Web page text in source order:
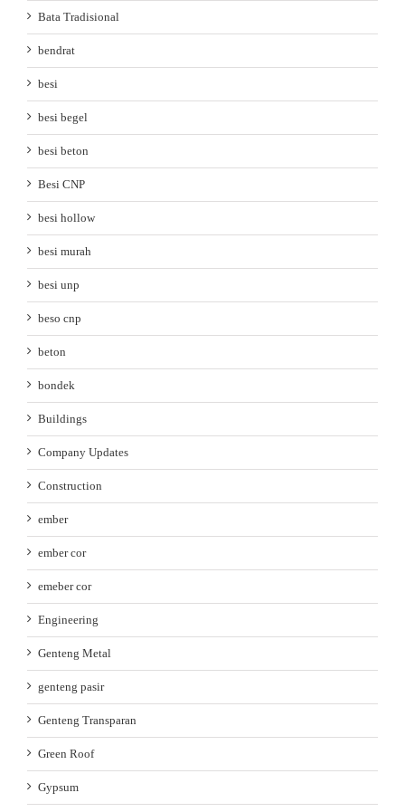
Bata Tradisional
bendrat
besi
besi begel
besi beton
Besi CNP
besi hollow
besi murah
besi unp
beso cnp
beton
bondek
Buildings
Company Updates
Construction
ember
ember cor
emeber cor
Engineering
Genteng Metal
genteng pasir
Genteng Transparan
Green Roof
Gypsum